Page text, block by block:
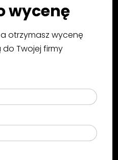
wycenę
a otrzymasz wycenę
Twojej firmy